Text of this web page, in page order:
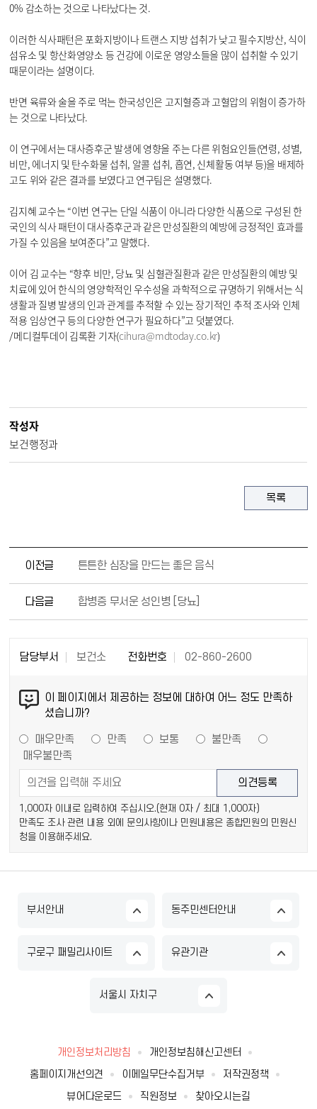
0% 감소하는 것으로 나타났다는 것.
이러한 식사패턴은 포화지방이나 트랜스 지방 섭취가 낮고 필수지방산, 식이
섬유소 및 항산화영양소 등 건강에 이로운 영양소들을 많이 섭취할 수 있기
때문이라는 설명이다.
반면 육류와 술을 주로 먹는 한국성인은 고지혈증과 고혈압의 위험이 증가하
는 것으로 나타났다.
이 연구에서는 대사증후군 발생에 영향을 주는 다른 위험요인들(연령, 성별,
비만, 에너지 및 탄수화물 섭취, 알콜 섭취, 흡연, 신체활동 여부 등)을 배제하
고도 위와 같은 결과를 보였다고 연구팀은 설명했다.
김지혜 교수는 “이번 연구는 단일 식품이 아니라 다양한 식품으로 구성된 한
국인의 식사 패턴이 대사증후군과 같은 만성질환의 예방에 긍정적인 효과를
가질 수 있음을 보여준다”고 말했다.
이어 김 교수는 “향후 비만, 당뇨 및 심혈관질환과 같은 만성질환의 예방 및
치료에 있어 한식의 영양학적인 우수성을 과학적으로 규명하기 위해서는 식
생활과 질병 발생의 인과 관계를 추적할 수 있는 장기적인 추적 조사와 인체
적용 임상연구 등의 다양한 연구가 필요하다”고 덧붙였다.
/메디컬투데이 김록환 기자(cihura@mdtoday.co.kr)
작성자
보건행정과
목록
이전글 튼튼한 심장을 만드는 좋은 음식
다음글 합병증 무서운 성인병 [당뇨]
담당부서 보건소 전화번호 02-860-2600
이 페이지에서 제공하는 정보에 대하여 어느 정도 만족하
셨습니까?
매우만족 만족 보통
불만족
매우불만족
1,000자 이내로 입력하여 주십시오.(현재 0자 / 최대 1,000자)
만족도 조사 관련 내용 외에 문의사항이나 민원내용은 종합민원의 민원신
청을 이용해주세요.
부서안내 동주민센터안내
구로구 패밀리사이트 유관기관
서울시 자치구
개인정보처리방침
개인정보침해신고센터
홈페이지개선의견
이메일무단수집거부
저작권정책
뷰어다운로드
직원정보 찾아오시는길